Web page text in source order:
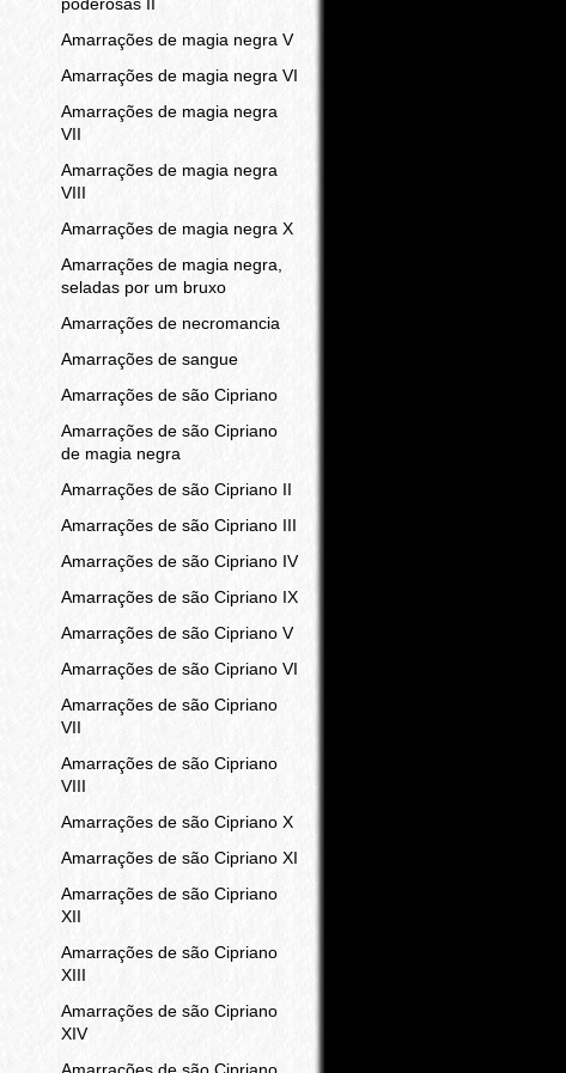
Amarrações de magia negra V
Amarrações de magia negra VI
Amarrações de magia negra
VII
Amarrações de magia negra
VIII
Amarrações de magia negra X
Amarrações de magia negra,
seladas por um bruxo
Amarrações de necromancia
Amarrações de sangue
Amarrações de são Cipriano
Amarrações de são Cipriano
de magia negra
Amarrações de são Cipriano II
Amarrações de são Cipriano III
Amarrações de são Cipriano IV
Amarrações de são Cipriano IX
Amarrações de são Cipriano V
Amarrações de são Cipriano VI
Amarrações de são Cipriano
VII
Amarrações de são Cipriano
VIII
Amarrações de são Cipriano X
Amarrações de são Cipriano XI
Amarrações de são Cipriano
XII
Amarrações de são Cipriano
XIII
Amarrações de são Cipriano
XIV